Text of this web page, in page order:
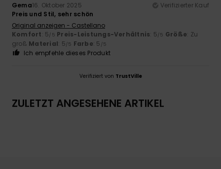
Gema16. Oktober 2025
Verifizierter Kauf
Preis und Stil, sehr schön
Original anzeigen - Castellano
Komfort: 5/5 Preis-Leistungs-Verhältnis: 5/5 Größe: Zu
groß Material: 5/5 Farbe: 5 /5
Ich empfehle dieses Produkt
Verifiziert von TrustVille
ZULETZT ANGESEHENE ARTIKEL